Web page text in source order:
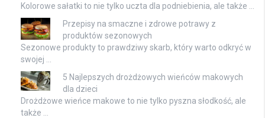
Kolorowe sałatki to nie tylko uczta dla podniebienia, ale także …
Przepisy na smaczne i zdrowe potrawy z
produktów sezonowych
Sezonowe produkty to prawdziwy skarb, który warto odkryć w
swojej …
5 Najlepszych drożdżowych wieńców makowych
dla dzieci
Drożdżowe wieńce makowe to nie tylko pyszna słodkość, ale
także …